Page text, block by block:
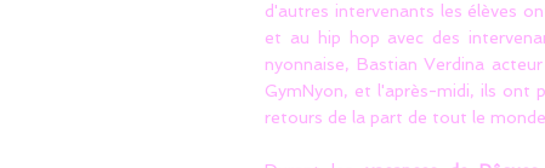
d'autres intervenants les élèves
et au hip hop avec des
nyonnaise, Bastian Verdina
GymNyon, et l'après-midi, ils ont
retours de la part de tout le